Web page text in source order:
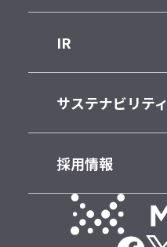
IR
サステナビリティ
採用情報